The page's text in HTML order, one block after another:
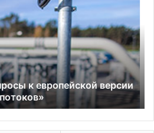
заявила о
партии